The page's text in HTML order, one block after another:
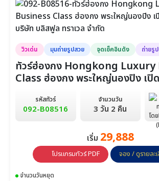
วิวเด่น มุมถ่ายรูปสวย จุดเช็คอินดัง ถ่ายรู
ทัวร์ฮ่องกง Hongkong Luxury
Class ฮ่องกง พระใหญ่นองปิง เปิ
รหัสทัวร์
092-B08516
จำนวนวัน
3 วัน 2 คืน
เริ่ม 29,888
โปรแกรมทัวร์ PDF จอง / ดูรายละ
จำนวนวันหยุด